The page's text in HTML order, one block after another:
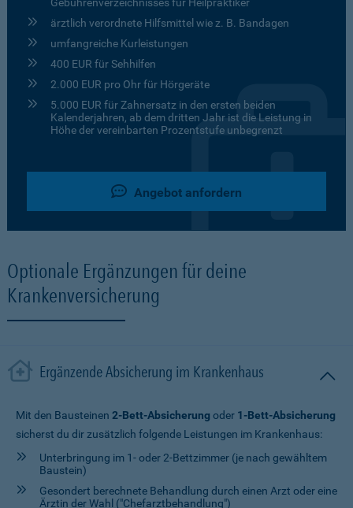
ärztlich verordnete Hilfsmittel wie z. B. Bandagen
umfangreiche Kurleistungen
400 EUR für Sehhilfen
2.000 EUR pro Ohr für Hörgeräte
5.000 EUR für Zahnersatz in den ersten beiden
Kalenderjahren, ab dem dritten Jahr ist die Leistung in
Höhe der vereinbarten Prozentstufe unbegrenzt
Angebot anfordern
Optionale Ergänzungen für deine
Krankenversicherung
Ergänzende Absicherung im Krankenhaus
Mit den Bausteinen 2-Bett-Absicherung oder 1-Bett-Absicherung
sicherst du dir zusätzlich folgende Leistungen im Krankenhaus:
Unterbringung im 1- oder 2-Bettzimmer (je nach gewähltem
Baustein)
Gesondert berechnete Behandlung durch einen Arzt oder eine
Ärztin der Wahl ("Chefarztbehandlung")